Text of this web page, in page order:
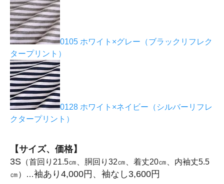
0105 ホワイト×グレー（ブラックリフレク
タープリント）
0128 ホワイト×ネイビー（シルバーリフレ
クタープリント）
【サイズ、価格】
3S （首回り21.5㎝、胴回り32㎝、着丈20㎝、内袖丈5.5
㎝）…袖あり4,000円、袖なし3,600円